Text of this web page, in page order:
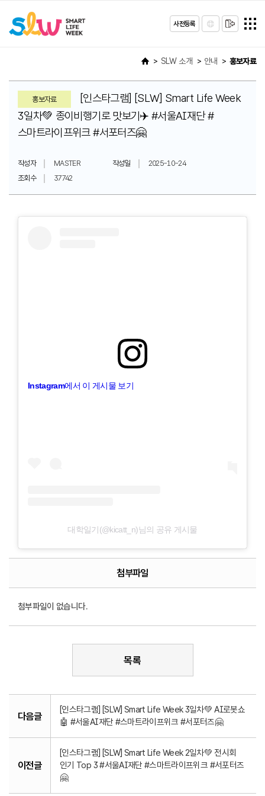
사전등록
SLW 소개 안내 홍보자료
홍보자료
[인스타그램] [SLW] Smart Life Week
3일차💚 종이비행기로 맛보기✈️ #서울AI재단 #
스마트라이프위크 #서포터즈🤗
작성자 MASTER 작성일
2025-10-24
조회수
37742
Instagram에서 이 게시물 보기
대학일기(@kicatt_n)님의 공유 게시물
첨부파일
첨부파일이 없습니다.
목록
다음글
[인스타그램] [SLW] Smart Life Week 3일차💚 AI로봇쇼
🤖 #서울AI재단 #스마트라이프위크 #서포터즈🤗
이전글
[인스타그램] [SLW] Smart Life Week 2일차💚 전시회
인기 Top 3 #서울AI재단 #스마트라이프위크 #서포터즈
🤗